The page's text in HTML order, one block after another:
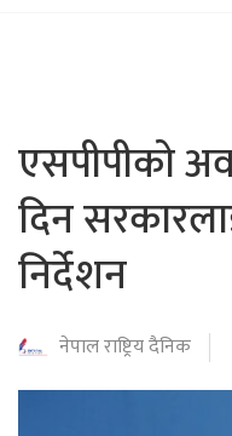
एसपीपीको
दिन
निर्देशन
नेपाल राष्ट्रिय दैनिक